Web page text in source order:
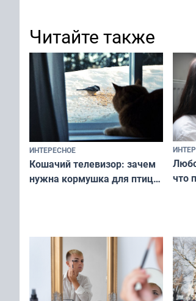
Читайте также
ИНТЕРЕСНОЕ
Кошачий телевизор: зачем
нужна кормушка для птиц
что